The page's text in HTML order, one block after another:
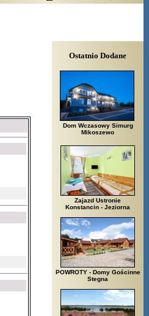
Ostatnio Dodane
Dom Wczasowy Simurg
Mikoszewo
Zajazd Ustronie
Konstancin - Jeziorna
POWROTY - Domy Gościnne
Stegna